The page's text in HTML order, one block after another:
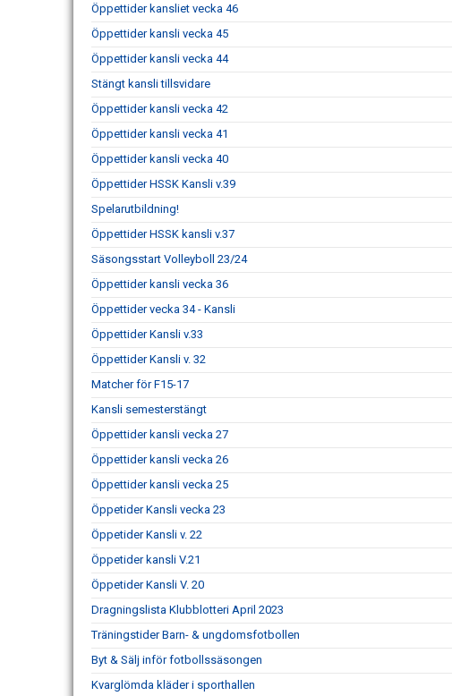
Öppettider kansliet vecka 46
Öppettider kansli vecka 45
Öppettider kansli vecka 44
Stängt kansli tillsvidare
Öppettider kansli vecka 42
Öppettider kansli vecka 41
Öppettider kansli vecka 40
Öppettider HSSK Kansli v.39
Spelarutbildning!
Öppettider HSSK kansli v.37
Säsongsstart Volleyboll 23/24
Öppettider kansli vecka 36
Öppettider vecka 34 - Kansli
Öppettider Kansli v.33
Öppettider Kansli v. 32
Matcher för F15-17
Kansli semesterstängt
Öppettider kansli vecka 27
Öppettider kansli vecka 26
Öppettider kansli vecka 25
Öppetider Kansli vecka 23
Öppetider Kansli v. 22
Öppetider kansli V.21
Öppetider Kansli V. 20
Dragningslista Klubblotteri April 2023
Träningstider Barn- & ungdomsfotbollen
Byt & Sälj inför fotbollssäsongen
Kvarglömda kläder i sporthallen